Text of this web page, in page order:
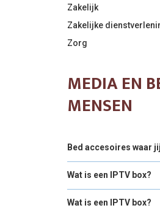
Zakelijk
Zakelijke
Zorg
MEDIA EN
MENSEN
Bed accesoires waar
Wat is een IPTV box?
Wat is een IPTV box?